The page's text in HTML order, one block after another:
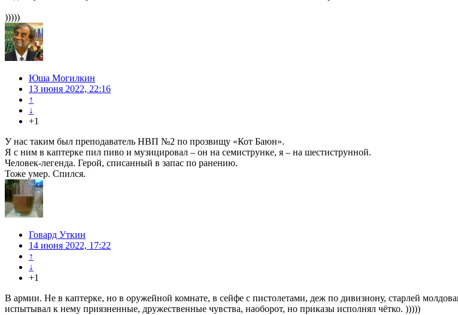
)))))
Юша Могилкин
13 июня 2022, 22:16
↑
↓
+1
У нас таким был преподаватель НВП №2 по прозвищу «Кот Баюн».
Я с ним в каптерке пил пиво и музицировал – он на семиструнке, я – на шестиструнной.
Человек-легенда. Герой, списанный в запас по ранению.
Тоже умер. Спился.
Говард Уткин
14 июня 2022, 17:22
↑
↓
+1
В армии. Не в каптерке, но в оружейной комнате, в сейфе с пистолетами, деж по дивизиону, старлей
испытывал к нему приязненные, дружественные чувства, наоборот, но приказы исполнял чётко. )))))